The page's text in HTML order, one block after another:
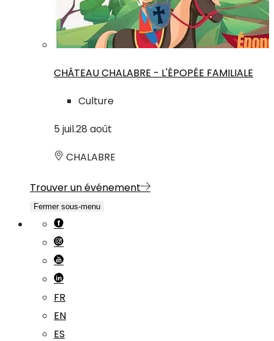
CHÂTEAU CHALABRE - L'ÉPOPÉE FAMILIALE
Culture
5 juil.28 août
CHALABRE
Trouver un événement
Fermer sous-menu
FR
EN
ES